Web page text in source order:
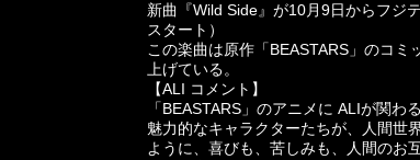
新曲『Wild Side』が10月9日からフジ
スタート）
この楽曲は原作「BEASTARS」のコ
上げている。
【ALI コメント】
「BEASTARS」のアニメに ALIが関わ
魅力的なキャラクターたちが、人間世
ように、喜びも、苦しみも、人間のお